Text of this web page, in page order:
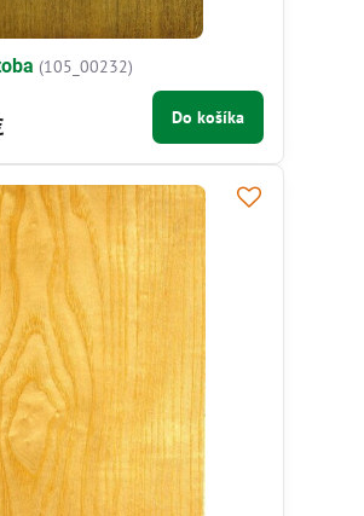
(105_00232)
Do košíka